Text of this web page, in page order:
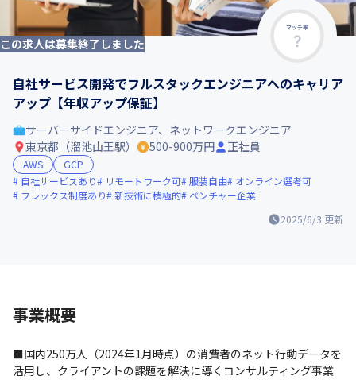
マッチ率
この求人は募集終了しました
自社サービス開発でフルスタックエンジニアへのキャリア
アップ【年収アップ保証】
2025/6/3 更新
サーバーサイドエンジニア、ネットワークエンジニア
東京都（溜池山王駅）
500-900万円 正社員
AWS
GCP
自社サービスあり
リモートワーク可 服装自由
オンライン選考可
フレックス制度あり
新技術に積極的 ベンチャー企業
事業概要
■国内250万人（2024年1月時点）の消費者のネット行動データを
活用し、クライアントの課題を解決に導くコンサルティング事業